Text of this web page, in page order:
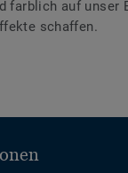
farblich auf unser
schaffen.